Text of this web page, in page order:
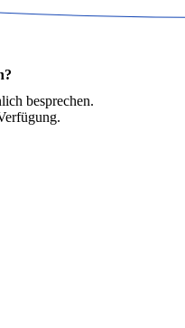
besprechen.